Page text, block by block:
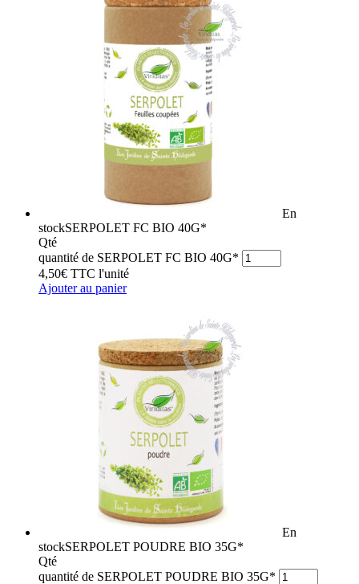
En
stockSERPOLET FC BIO 40G*
Qté
quantité de SERPOLET FC BIO 40G*
4,50€ TTC l'unité
Ajouter au panier
En
stockSERPOLET POUDRE BIO 35G*
Qté
quantité de SERPOLET POUDRE BIO 35G*